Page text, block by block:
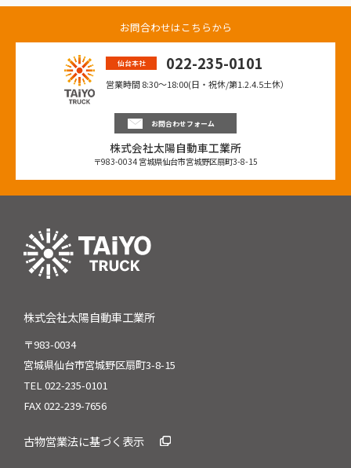
お問合わせはこちらから
仙台本社 022-235-0101
営業時間 8:30〜18:00(日・祝休/第1.2.4.5土休）
お問合わせフォーム
株式会社太陽自動車工業所
〒983-0034 宮城県仙台市宮城野区扇町3-8-15
株式会社太陽自動車工業所
〒983-0034
宮城県仙台市宮城野区扇町3-8-15
TEL 022-235-0101
FAX 022-239-7656
古物営業法に基づく表示